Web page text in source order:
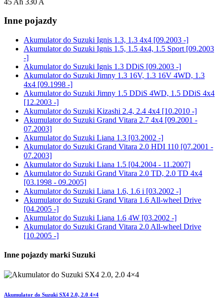
Inne pojazdy
Akumulator do Suzuki Ignis 1.3, 1.3 4x4 [09.2003 -]
Akumulator do Suzuki Ignis 1.5, 1.5 4x4, 1.5 Sport [09.2003
-]
Akumulator do Suzuki Ignis 1.3 DDiS [09.2003 -]
Akumulator do Suzuki Jimny 1.3 16V, 1.3 16V 4WD, 1.3
4x4 [09.1998 -]
Akumulator do Suzuki Jimny 1.5 DDiS 4WD, 1.5 DDiS 4x4
[12.2003 -]
Akumulator do Suzuki Kizashi 2.4, 2.4 4x4 [10.2010 -]
Akumulator do Suzuki Grand Vitara 2.7 4x4 [09.2001 -
07.2003]
Akumulator do Suzuki Liana 1.3 [03.2002 -]
Akumulator do Suzuki Grand Vitara 2.0 HDI 110 [07.2001 -
07.2003]
Akumulator do Suzuki Liana 1.5 [04.2004 - 11.2007]
Akumulator do Suzuki Grand Vitara 2.0 TD, 2.0 TD 4x4
[03.1998 - 09.2005]
Akumulator do Suzuki Liana 1.6, 1.6 i [03.2002 -]
Akumulator do Suzuki Grand Vitara 1.6 All-wheel Drive
[04.2005 -]
Akumulator do Suzuki Liana 1.6 4W [03.2002 -]
Akumulator do Suzuki Grand Vitara 2.0 All-wheel Drive
[10.2005 -]
Inne pojazdy marki Suzuki
Akumulator do Suzuki SX4 2.0, 2.0 4×4